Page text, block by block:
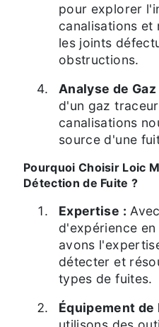
pour explorer
canalisations et
les joints
obstructions.
Analyse de
d'un gaz
canalisations
source d'une
Pourquoi Choisir Loic
Détection de Fuite ?
Expertise :
d'expérience
avons
détecter et
types de fuites.
Équipement de